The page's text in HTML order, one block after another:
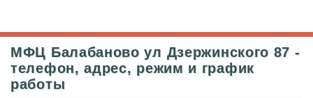
МФЦ Балабаново ул Дзержинского 87 -
телефон, адрес, режим и график
работы